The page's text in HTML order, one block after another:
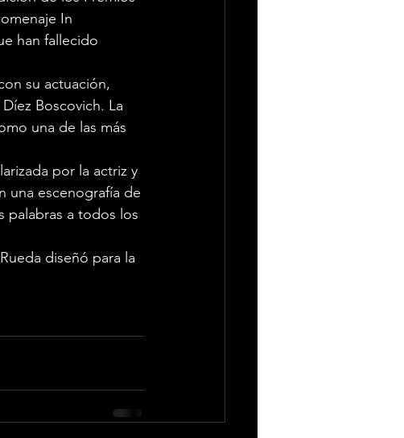
In
han fallecido
su actuación,
Boscovich. La
una de las más
por la actriz y
una escenografía de
palabras a todos los
diseñó para la